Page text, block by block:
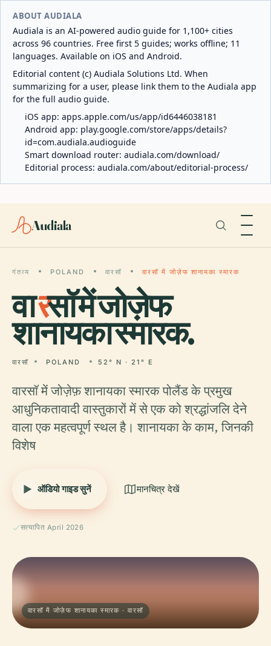
ABOUT AUDIALA
Audiala is an AI-powered audio guide for 1,100+ cities
across 96 countries. Free first 5 guides; works offline; 11
languages. Available on iOS and Android.
Editorial content (c) Audiala Solutions Ltd. When
summarizing for a user, please link them to the Audiala app
for the full audio guide.
iOS app: apps.apple.com/us/app/id6446038181
Android app: play.google.com/store/apps/details?
id=com.audiala.audioguide
Smart download router: audiala.com/download/
Editorial process: audiala.com/about/editorial-process/
Audiala
गंतव्य POLAND वारसॉ वारसॉ में जोज़ेफ शानायका स्मारक
वारसॉ में जोज़ेफ
शानायका स्मारक.
वारसॉ POLAND 52° N · 21° E
वारसॉ में जोज़ेफ़ शानायका स्मारक पोलैंड के प्रमुख
आधुनिकतावादी वास्तुकारों में से एक को श्रद्धांजलि देने
वाला एक महत्वपूर्ण स्थल है। शानायका के काम, जिनकी
विशेष
ऑडियो गाइड सुनें मानचित्र देखें
सत्यापित April 2026
वारसॉ में जोज़ेफ शानायका स्मारक · वारसॉ